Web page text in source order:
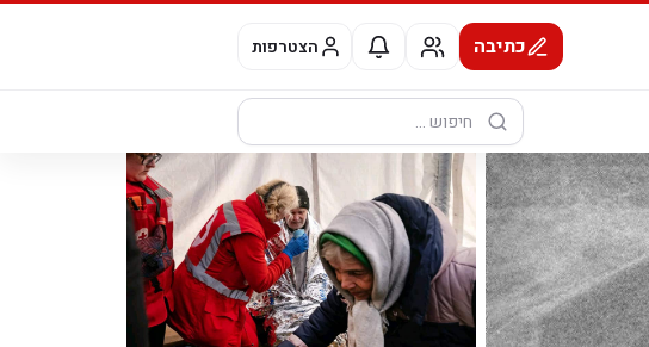
כתיבה הצטרפות
חיפוש: